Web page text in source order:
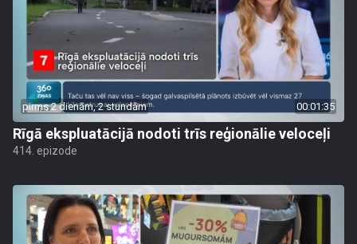
pirms 2 dienām, 2 stundām 00:01:35
Rīgā ekspluatācijā nodoti trīs reģionālie veloceļi
414. epizode